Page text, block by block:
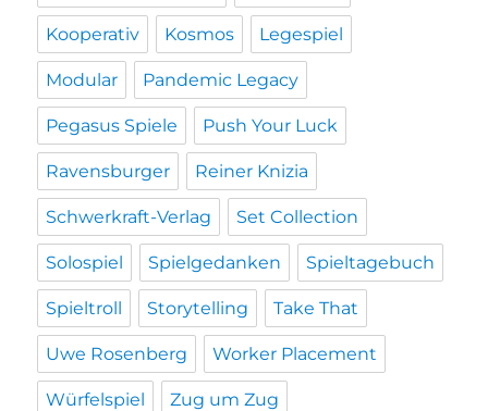
Kooperativ Kosmos Legespiel
Modular Pandemic Legacy
Pegasus Spiele Push Your Luck
Ravensburger Reiner Knizia
Schwerkraft-Verlag Set Collection
Solospiel Spielgedanken Spieltagebuch
Spieltroll Storytelling Take That
Uwe Rosenberg Worker Placement
Würfelspiel Zug um Zug